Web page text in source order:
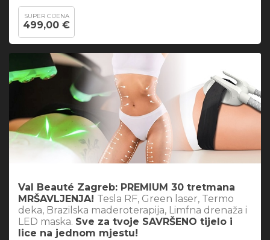
SUPER CIJENA
499,00 €
Val Beauté Zagreb: PREMIUM 30 tretmana
MRŠAVLJENJA! Tesla RF, Green laser, Termo
deka, Brazilska maderoterapija, Limfna drenaža i
LED maska. Sve za tvoje SAVRŠENO tijelo i
lice na jednom mjestu!